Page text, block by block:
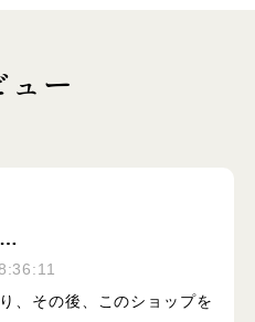
ュー
…
、その後、このショップを